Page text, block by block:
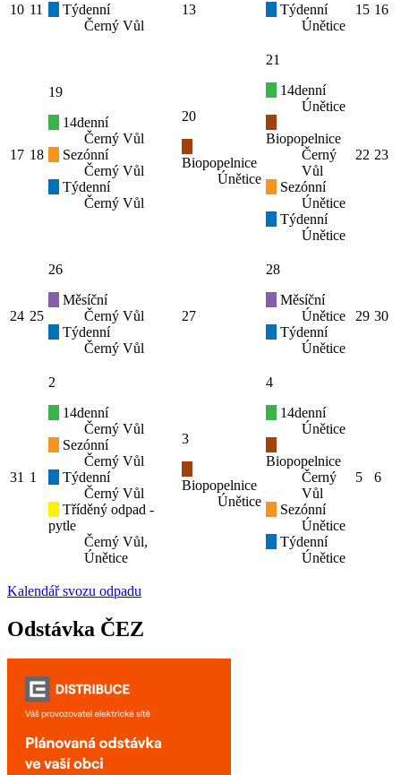
10 11
Týdenní
Černý Vůl
13
Týdenní
Únětice
15 16
17 18
19
14denní
Černý Vůl
Sezónní
Černý Vůl
Týdenní
Černý Vůl
20
Biopopelnice
Únětice
21
14denní
Únětice
Biopopelnice
Černý
Vůl
Sezónní
Únětice
Týdenní
Únětice
22 23
24 25
26
Měsíční
Černý Vůl
Týdenní
Černý Vůl
27
28
Měsíční
Únětice
Týdenní
Únětice
29 30
31 1
2
14denní
Černý Vůl
Sezónní
Černý Vůl
Týdenní
Černý Vůl
Tříděný odpad -
pytle
Černý Vůl,
Únětice
3
Biopopelnice
Únětice
4
14denní
Únětice
Biopopelnice
Černý
Vůl
Sezónní
Únětice
Týdenní
Únětice
5 6
Kalendář svozu odpadu
Odstávka ČEZ